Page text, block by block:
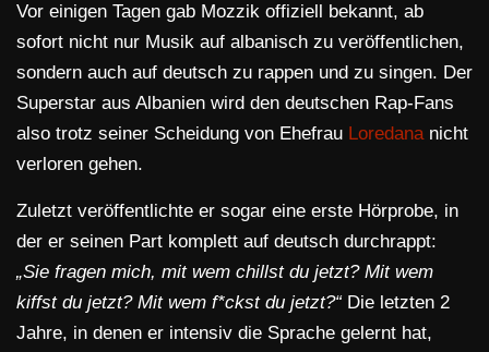
Vor einigen Tagen gab Mozzik offiziell bekannt, ab
sofort nicht nur Musik auf albanisch zu veröffentlichen,
sondern auch auf deutsch zu rappen und zu singen. Der
Superstar aus Albanien wird den deutschen Rap-Fans
also trotz seiner Scheidung von Ehefrau Loredananicht
verloren gehen.
Zuletzt veröffentlichte er sogar eine erste Hörprobe, in
der er seinen Part komplett auf deutsch durchrappt:
„Sie fragen mich, mit wem chillst du jetzt? Mit wem
kiffst du jetzt? Mit wem f*ckst du jetzt?“ Die letzten 2
Jahre, in denen er intensiv die Sprache gelernt hat,